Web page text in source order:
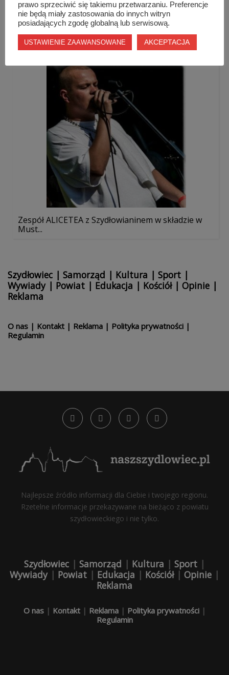
WIANKI w Szydłowcu już w najbliższy weekend!
Zespół ALICETEA z Szydłowianinem w składzie w
Must...
Szydłowiec | Samorząd | Kultura | Sport |
Wywiady| Powiat | Edukacja | Kościół| Opinie |
Reklama
O nas | Kontakt | Reklama | Polityka prywatności |
Regulamin
Najlepsze źródło informacji dla Ciebie i twojego regionu.
Rzetelne informacje przekazywane na bieżąco z powiatu
szydłowieckiego i nie tylko.
Szydłowiec | Samorząd | Kultura | Sport |
Wywiady| Powiat | Edukacja | Kościół| Opinie |
Reklama
O nas| Kontakt| Reklama| Polityka prywatności|
Regulamin
prawo sprzeciwić się takiemu przetwarzaniu. Preferencje
nie będą miały zastosowania do innych witryn
posiadających zgodę globalną lub serwisową.
USTAWIENIE ZAAWANSOWANE AKCEPTACJA